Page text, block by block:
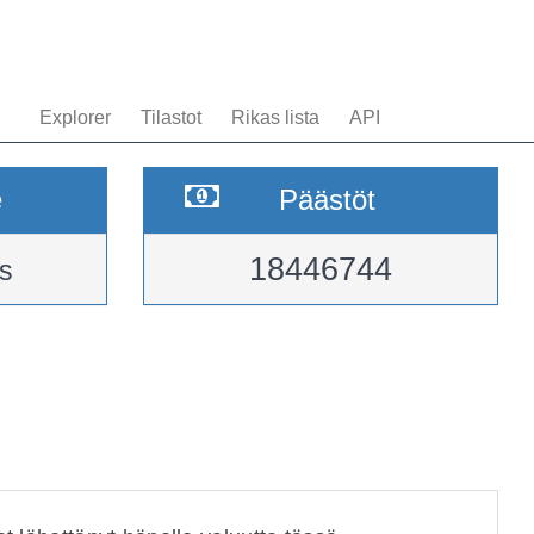
Explorer Tilastot Rikas lista API
Päästöt
18446744